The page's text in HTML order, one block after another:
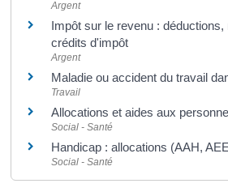
Argent
Impôt sur le revenu : déductions,
crédits d'impôt
Argent
Maladie ou accident du travail
Travail
Allocations et aides aux
Social - Santé
Handicap : allocations (AAH,
Social - Santé